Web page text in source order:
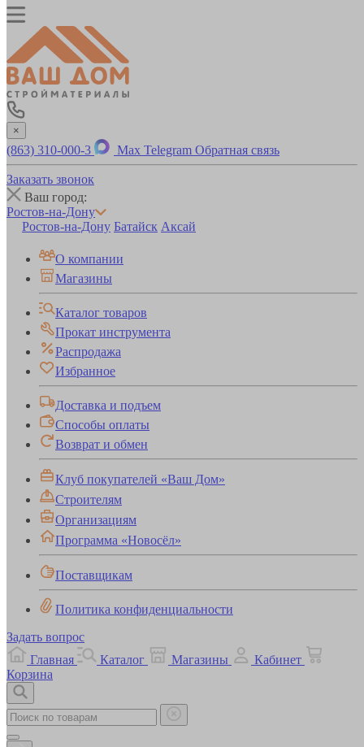
×
(863) 310-000-3 Max Telegram Обратная связь
Заказать звонок
Ваш город:
Ростов-на-Дону
Ростов-на-Дону Батайск Аксай
О компании
Магазины
Каталог товаров
Прокат инструмента
Распродажа
Избранное
Доставка и подъем
Способы оплаты
Возврат и обмен
Клуб покупателей «Ваш Дом»
Строителям
Организациям
Программа «Новосёл»
Поставщикам
Политика конфиденциальности
Задать вопрос
Главная
Каталог Магазины
Кабинет
Корзина